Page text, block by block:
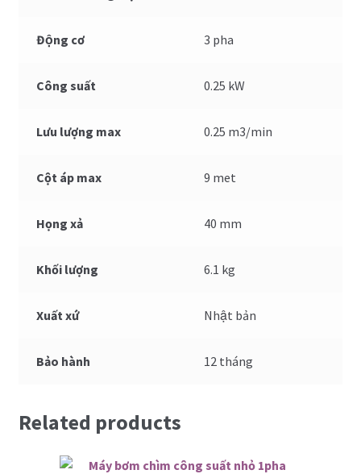
Động cơ 3 pha
Công suất 0.25 kW
Lưu lượng max 0.25 m3/min
Cột áp max 9 met
Họng xả 40 mm
Khối lượng 6.1 kg
Xuất xứ Nhật bản
Bảo hành 12 tháng
Related products